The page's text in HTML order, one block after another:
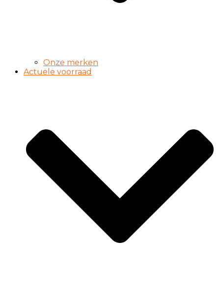
Onze merken
Actuele voorraad